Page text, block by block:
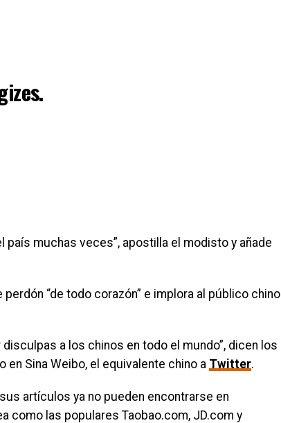
país muchas veces”, apostilla el modisto y añade
perdón “de todo corazón” e implora al público chino
a los chinos en todo el mundo”, dicen los
Sina Weibo, el equivalente chino a Twitter.
artículos ya no pueden encontrarse en
como las populares Taobao.com, JD.com y